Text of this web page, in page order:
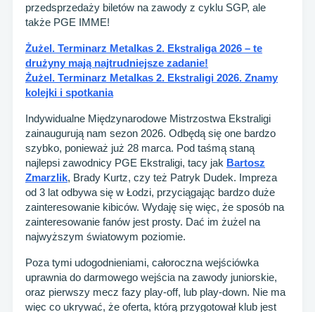
przedsprzedaży biletów na zawody z cyklu SGP, ale
także PGE IMME!
Żużel. Terminarz Metalkas 2. Ekstraliga 2026 – te
drużyny mają najtrudniejsze zadanie!
Żużel. Terminarz Metalkas 2. Ekstraligi 2026. Znamy
kolejki i spotkania
Indywidualne Międzynarodowe Mistrzostwa Ekstraligi
zainaugurują nam sezon 2026. Odbędą się one bardzo
szybko, ponieważ już 28 marca. Pod taśmą staną
najlepsi zawodnicy PGE Ekstraligi, tacy jak Bartosz
Zmarzlik, Brady Kurtz, czy też Patryk Dudek. Impreza
od 3 lat odbywa się w Łodzi, przyciągając bardzo duże
zainteresowanie kibiców. Wydaję się więc, że sposób na
zainteresowanie fanów jest prosty. Dać im żużel na
najwyższym światowym poziomie.
Poza tymi udogodnieniami, całoroczna wejściówka
uprawnia do darmowego wejścia na zawody juniorskie,
oraz pierwszy mecz fazy play-off, lub play-down. Nie ma
więc co ukrywać, że oferta, którą przygotował klub jest